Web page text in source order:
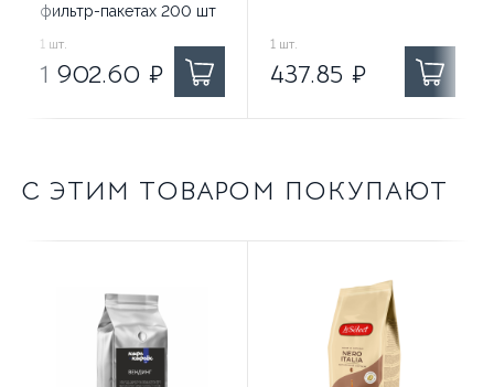
фильтр-пакетах 200 шт
1 902.60
1 шт.
1 902.60 ₽
437.85
1 шт.
437.85 ₽
С ЭТИМ ТОВАРОМ ПОКУПАЮТ